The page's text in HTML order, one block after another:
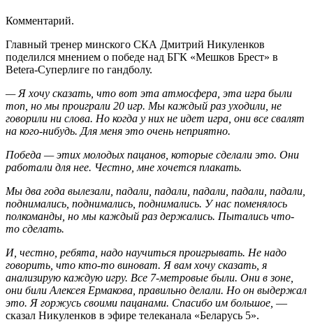
Комментарий.
Главный тренер минского СКА Дмитрий Никуленков
поделился мнением о победе над БГК «Мешков Брест» в
Betera-Суперлиге по гандболу.
— Я хочу сказать, что вот эта атмосфера, эта игра были
топ, но мы проиграли 20 игр. Мы каждый раз уходили, не
говорили ни слова. Но когда у них не идет игра, они все свалят
на кого-нибудь. Для меня это очень неприятно.
Победа — этих молодых пацанов, которые сделали это. Они
работали для нее. Честно, мне хочется плакать.
Мы два года вылезали, падали, падали, падали, падали, падали,
поднимались, поднимались, поднимались. У нас поменялось
полкоманды, но мы каждый раз держались. Пытались что-
то сделать.
И, честно, ребята, надо научиться проигрывать. Не надо
говорить, что кто-то виноват. Я вам хочу сказать, я
анализирую каждую игру. Все 7-метровые были. Они в зоне,
они били Алексея Ермакова, правильно делали. Но он выдержал
это. Я горжусь своими пацанами. Спасибо им большое, —
сказал Никуленков в эфире телеканала «Беларусь 5».